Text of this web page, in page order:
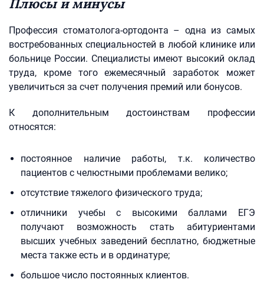
Плюсы и минусы
Профессия стоматолога-ортодонта – одна из самых
востребованных специальностей в любой клинике или
больнице России. Специалисты имеют высокий оклад
труда, кроме того ежемесячный заработок может
увеличиться за счет получения премий или бонусов.
К дополнительным достоинствам профессии
относятся:
постоянное наличие работы, т.к. количество
пациентов с челюстными проблемами велико;
отсутствие тяжелого физического труда;
отличники учебы с высокими баллами ЕГЭ
получают возможность стать абитуриентами
высших учебных заведений бесплатно, бюджетные
места также есть и в ординатуре;
большое число постоянных клиентов.